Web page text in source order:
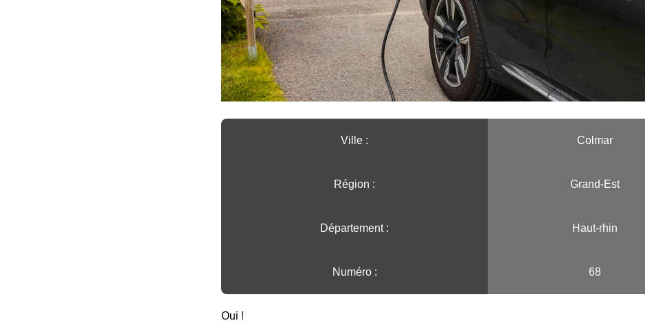
Ville :️ Colmar
Région :️ Grand-Est
Département : Haut-rhin
Numéro : 68
Oui !